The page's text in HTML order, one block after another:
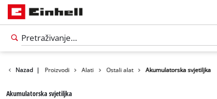
Nazad | Proizvodi Alati Ostali alat Akumulatorska svjetiljka
Akumulatorska svjetiljka